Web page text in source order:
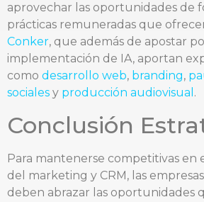
aprovechar las oportunidades de
prácticas remuneradas que
Conker, que además de apostar
implementación de IA, aportan
como desarrollo web, branding,
sociales y producción audiovisual .
Conclusión
Para mantenerse competitivas en
del marketing y CRM, las
deben abrazar las oportunidades